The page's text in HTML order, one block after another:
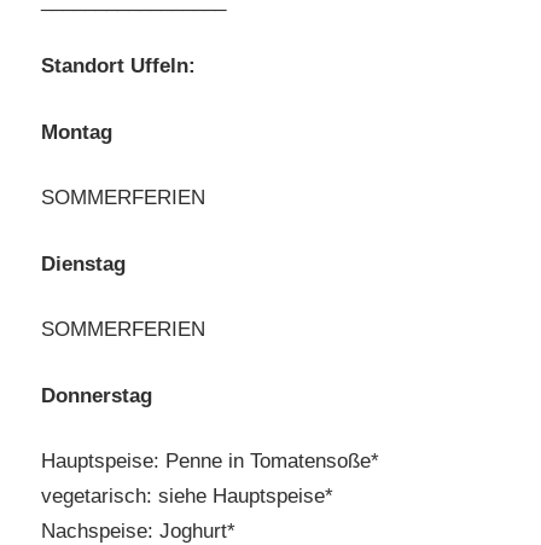
Standort Uffeln:
Montag
SOMMERFERIEN
Dienstag
SOMMERFERIEN
Donnerstag
Hauptspeise: Penne in Tomatensoße*
vegetarisch: siehe Hauptspeise*
Nachspeise: Joghurt*